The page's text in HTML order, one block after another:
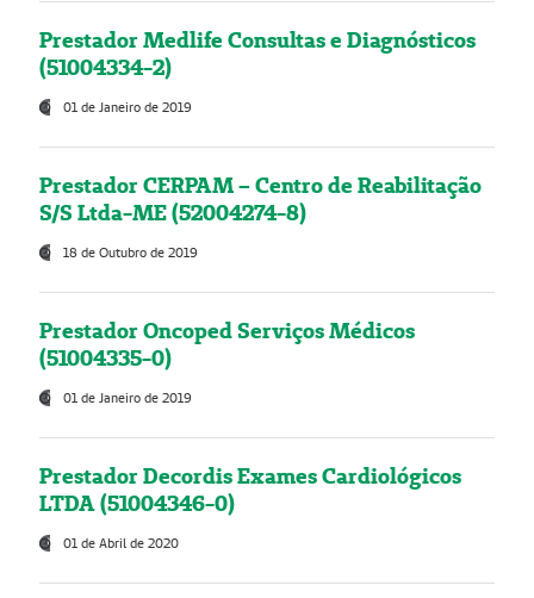
Prestador Medlife Consultas e Diagnósticos
(51004334-2)
01 de Janeiro de 2019
Prestador CERPAM – Centro de Reabilitação
S/S Ltda-ME (52004274-8)
18 de Outubro de 2019
Prestador Oncoped Serviços Médicos
(51004335-0)
01 de Janeiro de 2019
Prestador Decordis Exames Cardiológicos
LTDA (51004346-0)
01 de Abril de 2020